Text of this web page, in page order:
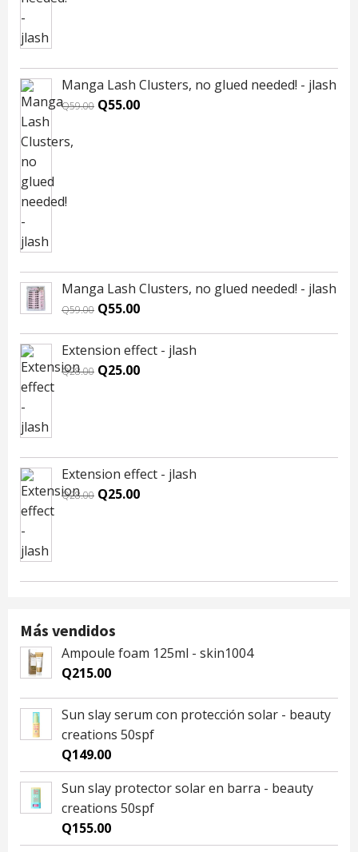
Manga Lash Clusters, no glued needed! - jlash
Q59.00 Original
Q55.00Current
Manga Lash Clusters, no glued needed! - jlash
Q59.00 Original
was:
Q59.00.
Q55.00Current
is:
Q55.00.
Extension effect - jlash
Q28.00 Original
Q25.00Current
Extension effect - jlash
Q28.00 Original
Q25.00Current
Más vendidos
Ampoule foam 125ml - skin1004
Q215.00
Sun slay serum con protección solar - beauty
creations 50spf
Q149.00
Sun slay protector solar en barra - beauty
creations 50spf
Q155.00